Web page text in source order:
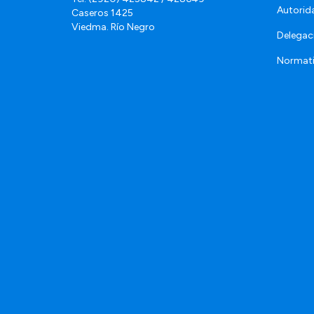
Caseros 1425
Viedma. Río Negro